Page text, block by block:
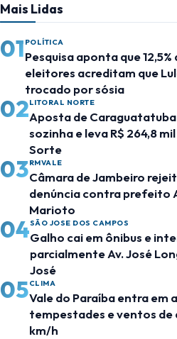
Mais Lidas
01 POLÍTICA
Pesquisa aponta que 12,5%
eleitores acreditam que
trocado por sósia
02LITORAL NORTE
Aposta de
sozinha e leva R$ 264,8
Sorte
03RMVALE
Câmara de Jambeiro
denúncia contra prefeito
Marioto
04SÃO JOSE DOS CAMPOS
Galho cai em ônibus e
parcialmente Av. José
José
05CLIMA
Vale do Paraíba entra em
tempestades e ventos de
km/h